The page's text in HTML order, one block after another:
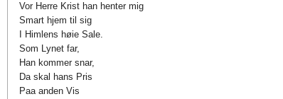
Vor Herre Krist han henter mig
Smart hjem til sig
I Himlens høie Sale.
Som Lynet far,
Han kommer snar,
Da skal hans Pris
Paa anden Vis